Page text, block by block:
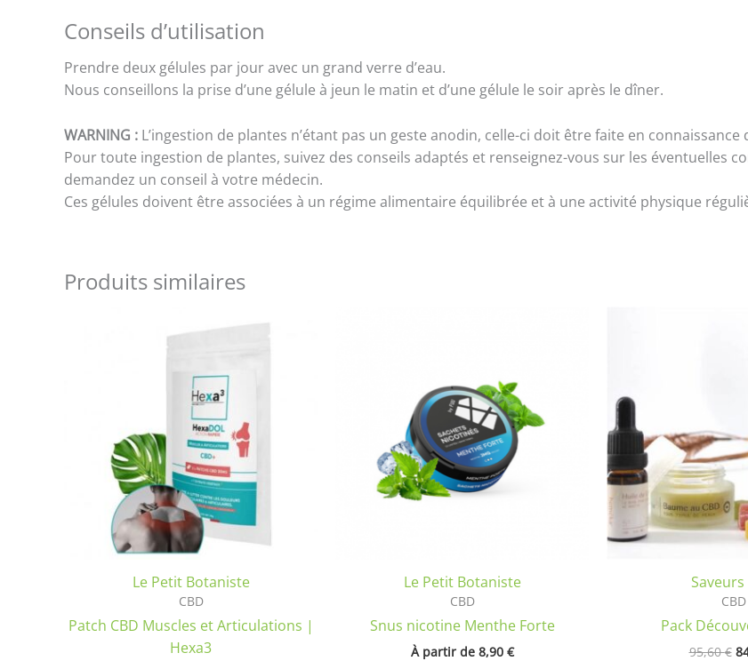
Conseils d’utilisation
Prendre deux gélules par jour avec un grand verre d’eau.
Nous conseillons la prise d’une gélule à jeun le matin et d’une gélule le soir après le dîner.
WARNING : L’ingestion de plantes n’étant pas un geste anodin, celle-ci doit être faite en connaissance
Pour toute ingestion de plantes, suivez des conseils adaptés et renseignez-vous sur les éventuelles
demandez un conseil à votre médecin.
Ces gélules doivent être associées à un régime alimentaire équilibrée et à une activité physique
Produits similaires
Le Petit Botaniste
CBD
Patch CBD Muscles et Articulations |
Hexa3
Le Petit Botaniste
CBD
Snus nicotine Menthe Forte
À partir de 8,90 €
variations.
peuvent
produit
Saveurs
CBD
Pack
95,60€